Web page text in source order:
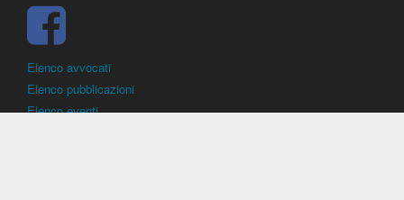
Elenco avvocati
Elenco pubblicazioni
Elenco eventi